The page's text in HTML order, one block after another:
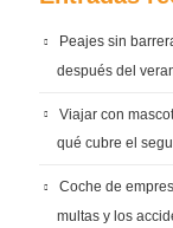
Peajes sin
después del
Viajar con
qué cubre el
Coche de
multas y los